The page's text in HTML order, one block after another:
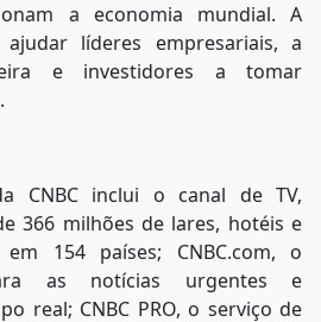
a economia mundial. A
líderes empresariais, a
e investidores a tomar
CNBC inclui o canal de TV,
366 milhões de lares, hotéis e
154 países; CNBC.com, o
as notícias urgentes e
real; CNBC PRO, o serviço de